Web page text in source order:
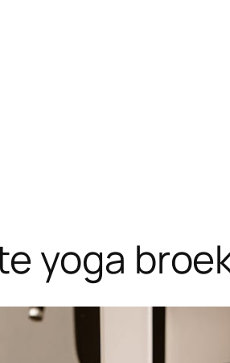
yoga